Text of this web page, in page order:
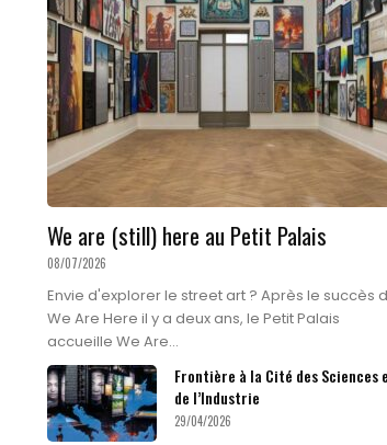
We are (still) here au Petit Palais
08/07/2026
Envie d'explorer le street art ? Après le succès
We Are Here il y a deux ans, le Petit Palais
accueille We Are...
Frontière à la Cité des Sciences
de l’Industrie
29/04/2026